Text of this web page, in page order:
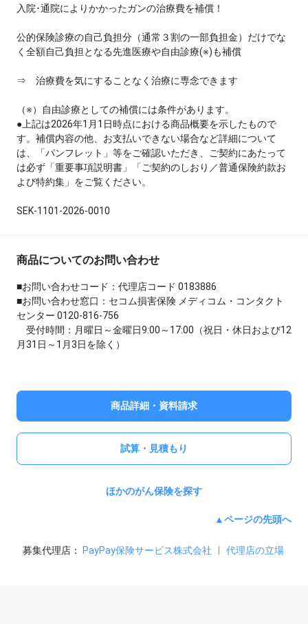
入院･通院によりかかったガンの治療費を補償！
公的保険診療の自己負担分（通常３割の一部負担金）だけでな
く全額自己負担となる先進医療や自由診療(※)も補償
⇒ 治療費を気にすることなく治療に専念できます
（※）自由診療としての補償には条件があります。
●上記は2026年1月1日時点における商品概要を示したもので
す。補償内容の他、お支払いできない場合など詳細について
は、「パンフレット」等をご確認いただき、ご契約にあたって
は必ず「重要事項説明書」「ご契約のしおり／普通保険約款お
よび特約集」をご覧ください。
SEK-1101-2026-0010
商品についてのお問い合わせ
■お問い合わせコード：代理店コード 0183886
■お問い合わせ窓口：セコム損害保険 メディコム・コンタクト
センター 0120-816-756
受付時間：月曜日～金曜日9:00～17:00（祝日・休日および12
月31日～1月3日を除く）
商品詳細・資料請求
試算・見積もり
ほかのがん保険を探す
▲ページの先頭へ
募集代理店： PayPay保険サービス株式会社 代理店の立場